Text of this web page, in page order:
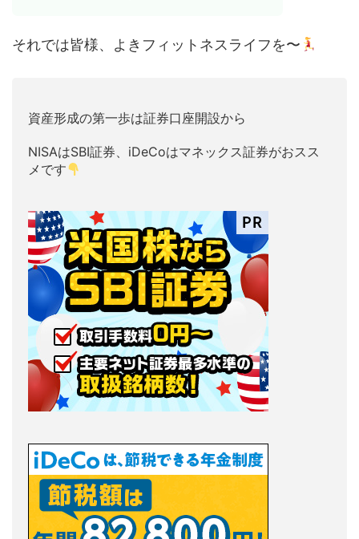
それでは皆様、よきフィットネスライフを〜
資産形成の第一歩は証券口座開設から
NISAはSBI証券、iDeCoはマネックス証券がおスス
メです